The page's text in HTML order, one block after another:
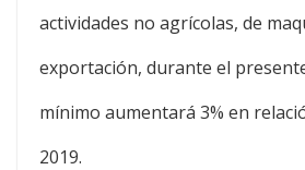
actividades no agrícolas, de
exportación, durante el
mínimo aumentará 3% en
2019.